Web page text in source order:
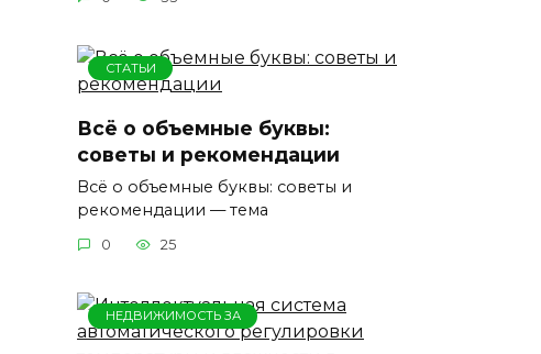
СТАТЬИ
Всё о объемные буквы:
советы и рекомендации
Всё о объемные буквы: советы и
рекомендации — тема
0 25
НЕДВИЖИМОСТЬ ЗА